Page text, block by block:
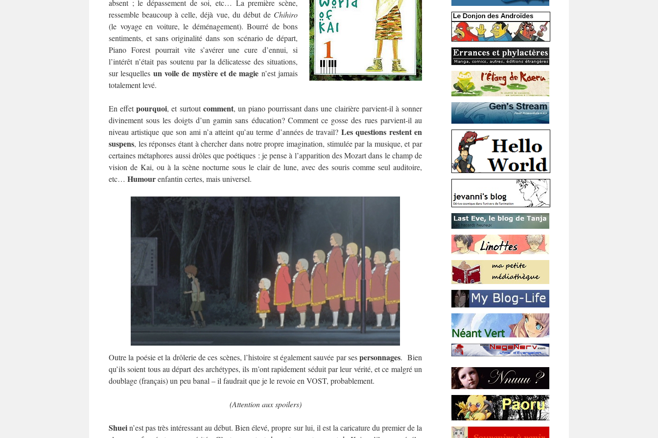
absent ; le dépassement de soi, etc… La première scène,
ressemble beaucoup à celle, déjà vue, du début de Chihiro
(le voyage en voiture, le déménagement). Bourré de bons
sentiments, et sans originalité dans son scénario de départ,
Piano Forest pourrait vite s’avérer une cure d’ennui, si
l’intérêt n’était pas soutenu par la délicatesse des situations,
sur lesquelles un voile de mystère et de magie n’est jamais
totalement levé.
En effetpourquoi, et surtoutcomment, un piano pourrissant dans une clairière parvient-il à sonner
divinement sous les doigts d’un gamin sans éducation? Comment ce gosse des rues parvient-il au
niveau artistique que son ami n’a atteint qu’au terme d’années de travail? Les questions restent en
suspens, les réponses étant à chercher dans notre propre imagination, stimulée par la musique, et par
certaines métaphores aussi drôles que poétiques : je pense à l’apparition des Mozart dans le champ de
vision de Kai, ou à la scène nocturne sous le clair de lune, avec des souris comme seul auditoire,
etc… Humourenfantin certes, mais universel.
Outre la poésie et la drôlerie de ces scènes, l’histoire st également sauvée par sespersonnages. Bien
qu’ils soient tous au départ des archétypes, ils m’ont rapidement séduit par leur vérité, et ce malgré un
doublage (français) un peu banal – il faudrait que je le revoie en VOST, probablement.
(Attention aux spoilers)
Shuein’est pas très intéressant au début. Bien élevé, propre sur lui, il est la caricature du premier de la